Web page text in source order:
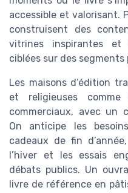
accessible et valorisant.
construisent des
vitrines inspirantes et
ciblées sur des
Les maisons d’édition
et religieuses comme
commerciaux, avec un
On anticipe les
cadeaux de fin
l’hiver et les essais
débats publics. Un
livre de référence en